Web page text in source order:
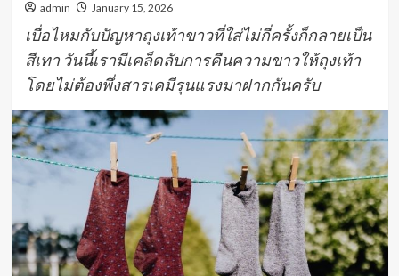
admin January 15, 2026
เบื่อไหมกับปัญหาถุงเท้าขาวที่ใส่ไม่กี่ครั้งก็กลายเป็น
สีเทา วันนี้เรามีเคล็ดลับการคืนความขาวให้ถุงเท้า
โดยไม่ต้องพึ่งสารเคมีรุนแรงมาฝากกันครับ